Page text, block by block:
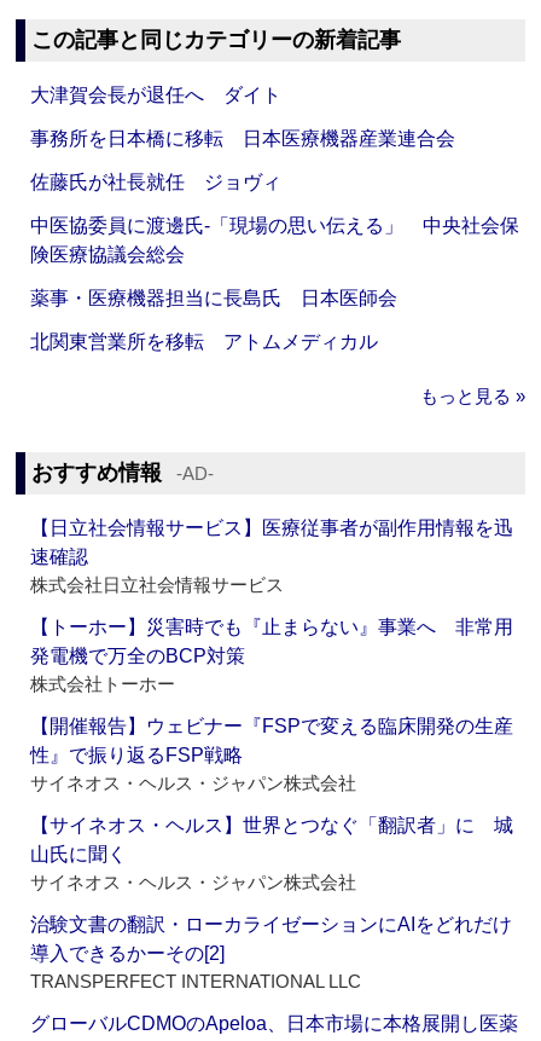
この記事と同じカテゴリーの新着記事
大津賀会長が退任へ ダイト
事務所を日本橋に移転 日本医療機器産業連合会
佐藤氏が社長就任 ジョヴィ
中医協委員に渡邊氏‐「現場の思い伝える」 中央社会保
険医療協議会総会
薬事・医療機器担当に長島氏 日本医師会
北関東営業所を移転 アトムメディカル
もっと見る »
おすすめ情報 ‐AD‐
【日立社会情報サービス】医療従事者が副作用情報を迅
速確認
株式会社日立社会情報サービス
【トーホー】災害時でも『止まらない』事業へ 非常用
発電機で万全のBCP対策
株式会社トーホー
【開催報告】ウェビナー『FSPで変える臨床開発の生産
性』で振り返るFSP戦略
サイネオス・ヘルス・ジャパン株式会社
【サイネオス・ヘルス】世界とつなぐ「翻訳者」に 城
山氏に聞く
サイネオス・ヘルス・ジャパン株式会社
治験文書の翻訳・ローカライゼーションにAIをどれだけ
導入できるかーその[2]
TRANSPERFECT INTERNATIONAL LLC
グローバルCDMOのApeloa、日本市場に本格展開し医薬